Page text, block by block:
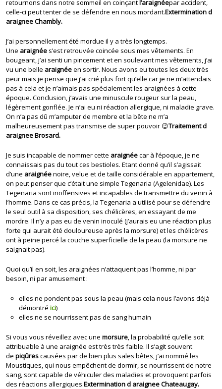
retournons dans notre sommeil en coinçant l’araignéepar accident,
celle-ci peut tenter de se défendre en nous mordant.Extermination d
araignee Chambly.
J’ai personnellement été mordue il y a très longtemps.
Une araignée s’est retrouvée coincée sous mes vêtements. En
bougeant, j’ai senti un pincement et en soulevant mes vêtements, j’ai
vu une belle araignéeen sortir. Nous avons eu toutes les deux très
peur mais je pense que j’ai crié plus fort qu’elle car je ne m’attendais
pas à cela et je n’aimais pas spécialement les araignées à cette
époque. Conclusion, j’avais une minuscule rougeur sur la peau,
légèrement gonflée. Je n’ai eu ni réaction allergique, ni maladie grave.
On n’a pas dû m’amputer de membre et la bête ne m’a
malheureusement pas transmise de super pouvoir 😉Traitement d
araignee Brosard.
Je suis incapable de nommer cette araignéecar à l’époque, je ne
connaissais pas du tout ces bestioles. Etant donné qu’il s’agissait
d’une araignéenoire, velue et de taille considérable en appartement,
on peut penser que c’était une simple Tegenaria (Agelenidae). Les
Tegenaria sont inoffensives et incapables de transmettre du venin à
l’homme. Dans ce cas précis, la Tegenaria a utilisé pour se défendre
le seul outil à sa disposition, ses chélicères, en essayant de me
mordre. Il n’y a pas eu de venin inoculé (j’aurais eu une réaction plus
forte qui aurait été douloureuse après la morsure) et les chélicères
ont à peine percé la couche superficielle de la peau (la morsure ne
saignait pas).
Quoi qu’il en soit, les araignées n’attaquent pas l’homme, ni par
besoin, ni par amusement :
elles ne pondent pas sous la peau (mais cela nous l’avons déjà
démontréici)
elles ne se nourrissent pas de sang humain
Si vous vous réveillez avec unemorsure , la probabilité qu’elle soit
attribuable à une araignée est très très faible. Il s’agit souvent
depiqûrescausées par de bien plus sales bêtes, j’ai nommé les
Moustiques, qui nous empêchent de dormir, se nourrissent de notre
sang, sont capable de véhiculer des maladies et provoquent parfois
des réactions allergiques.Extermination d araignee Chateaugay.